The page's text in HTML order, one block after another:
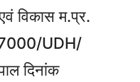
विकास म.प्र.
UDH/
दिनांक